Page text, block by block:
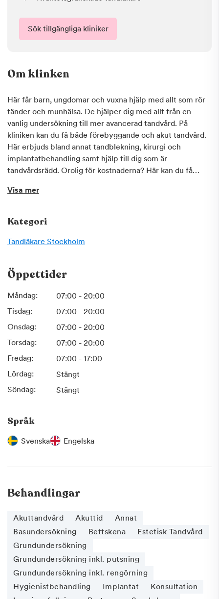
Sök tillgängliga kliniker
Om klinken
Här får barn, ungdomar och vuxna hjälp med allt som rör
tänder och munhälsa. De hjälper dig med allt från en
vanlig undersökning till mer avancerad tandvård. På
kliniken kan du få både förebyggande och akut tandvård.
Här erbjuds bland annat tandblekning, kirurgi och
implantatbehandling samt hjälp till dig som är
tandvårdsrädd. Orolig för kostnaderna? Här kan du få
samarbete med Folktandvårdens specialister.
får tandvård anpassad efter just dina behov. Vid akuta
besvär när kliniken är stängd, vänd dig till Folktandvården
Akuten på Fleminggatan 48 (intill Västermalmsgallerian).
Visa mer
Kategori
Tandläkare Stockholm
Öppettider
Måndag:
07:00 - 20:00
Tisdag:
07:00 - 20:00
Onsdag:
07:00 - 20:00
Torsdag:
07:00 - 20:00
Fredag:
07:00 - 17:00
Lördag:
Stängt
Söndag:
Stängt
Språk
Svenska Engelska
Behandlingar
Akuttandvård Akuttid
Annat
Basundersökning
Bettskena
Estetisk Tandvård
Grundundersökning
Grundundersökning inkl. putsning
Grundundersökning inkl. rengörning
Hygienistbehandling
Implantat
Konsultation